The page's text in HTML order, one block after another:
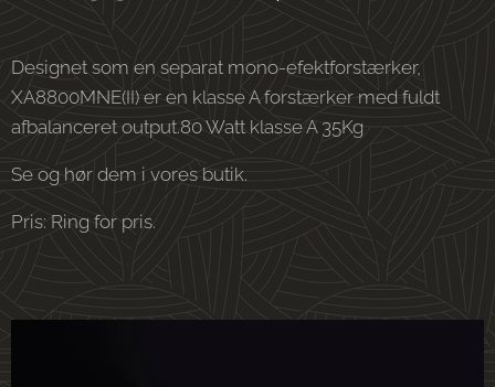
Designet som en separat mono-efektforstærker,
XA8800MNE(II) er en klasse A forstærker med fuldt
afbalanceret output.80 Watt klasse A 35Kg
Se og hør dem i vores butik.
Pris: Ring for pris.